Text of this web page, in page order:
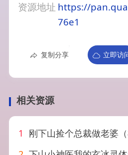
资源地址 https://
76e1
复制分享 立即访
相关资源
1
刚下山捡个总裁做老婆（80集）